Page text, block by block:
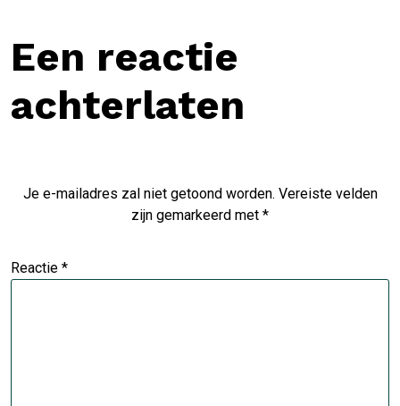
Een reactie
achterlaten
Je e-mailadres zal niet getoond worden. Vereiste velden
zijn gemarkeerd met *
Reactie *